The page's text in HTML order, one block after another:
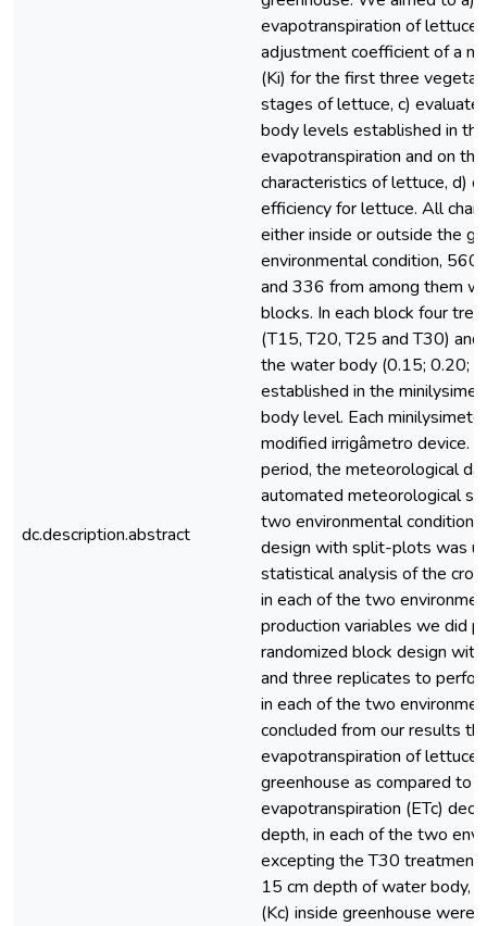
dc.description.abstract
evapotranspiration of lettuce
adjustment coefficient of a
(Ki) for the first three
stages of lettuce, c)
body levels established in
evapotranspiration and on
characteristics of lettuce, d)
efficiency for lettuce. All
either inside or outside the
environmental condition,
and 336 from among them
blocks. In each block four
(T15, T20, T25 and T30)
the water body (0.15; 0.20;
established in the
body level. Each
modified irrigâmetro device.
period, the meteorological
automated meteorological
two environmental
design with split-plots was
statistical analysis of the
in each of the two
production variables we did
randomized block design
and three replicates to
in each of the two
concluded from our results
evapotranspiration of lettuce
greenhouse as compared to
evapotranspiration (ETc)
depth, in each of the two
excepting the T30 treatment
15 cm depth of water body,
(Kc) inside greenhouse